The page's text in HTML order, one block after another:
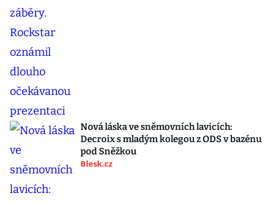
Nová láska ve sněmovních lavicích:
Decroix s mladým kolegou z ODS v bazénu
pod Sněžkou
Blesk.cz